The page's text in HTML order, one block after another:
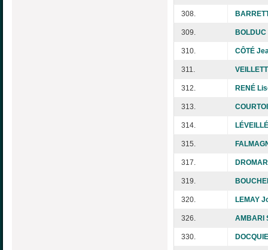
308.
309.
310. CÔTÉ
311.
312. RENÉ
313.
314.
315.
317.
319.
320. LEMAY
326. AMBARI
330.